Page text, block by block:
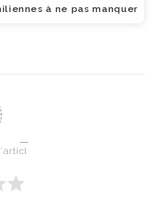
à ne pas manquer